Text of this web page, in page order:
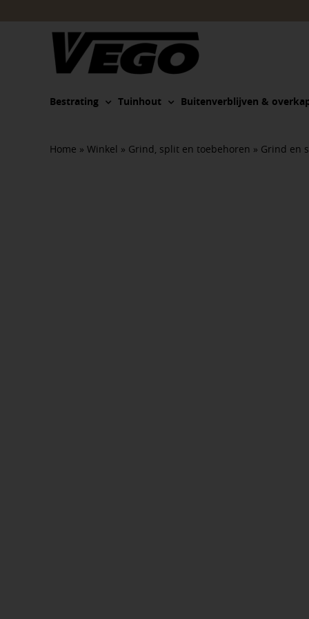
Bestrating Tuinhout Buitenverblijven &
Home » Winkel » Grind, split en toebehoren » Grind en